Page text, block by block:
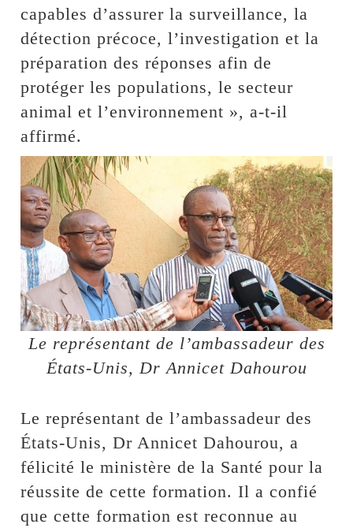
capables d’assurer la surveillance, la
détection précoce, l’investigation et la
préparation des réponses afin de
protéger les populations, le secteur
animal et l’environnement », a-t-il
affirmé.
Le représentant de l’ambassadeur des
États-Unis, Dr Annicet Dahourou
Le représentant de l’ambassadeur des
États-Unis, Dr Annicet Dahourou, a
félicité le ministère de la Santé pour la
réussite de cette formation. Il a confié
que cette formation est reconnue au